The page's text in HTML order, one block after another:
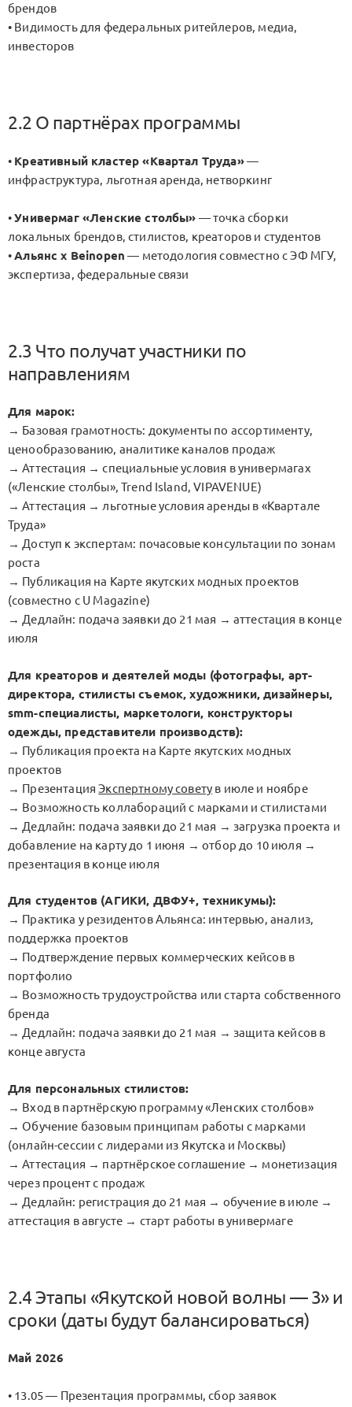
брендов
• Видимость для федеральных ритейлеров, медиа,
инвесторов
2.2 О партнёрах программы
• Креативный кластер «Квартал Труда»—
инфраструктура, льготная аренда, нетворкинг
•Универмаг «Ленские столбы» — точка сборки
локальных брендов, стилистов, креаторов и студентов
•Альянс x Beinopen — методология совместно с ЭФ МГУ,
экспертиза, федеральные связи
2.3 Что получат участники по
направлениям
Для марок:
→ Базовая грамотность: документы по ассортименту,
ценообразованию, аналитике каналов продаж
→ Аттестация → специальные условия в универмагах
(«Ленские столбы», Trend Island, VIPAVENUE)
→ Аттестация → льготные условия аренды в «Квартале
Труда»
→ Доступ к экспертам: почасовые консультации по зонам
роста
→ Публикация на Карте якутских модных проектов
(совместно с U Magazine)
→ Дедлайн: подача заявки до 21 мая → аттестация в конце
июля
Для креаторов и деятелей моды (фотографы, арт-
директора, стилисты съемок, художники, дизайнеры,
smm-специалисты, маркетологи, конструкторы
одежды, представители производств):
→ Публикация проекта на Карте якутских модных
проектов
→ ПрезентацияЭкспертному совету в июле и ноябре
→ Возможность коллабораций с марками и стилистами
→ Дедлайн: подача заявки до 21 мая → загрузка проекта и
добавление на карту до 1 июня → отбор до 10 июля →
презентация в конце июля
Для студентов (АГИКИ, ДВФУ+, техникумы):
→ Практика у резидентов Альянса: интервью, анализ,
поддержка проектов
→ Подтверждение первых коммерческих кейсов в
портфолио
→ Возможность трудоустройства или старта собственного
бренда
→ Дедлайн: подача заявки до 21 мая → защита кейсов в
конце августа
Для персональных стилистов:
→ Вход в партнёрскую программу «Ленских столбов»
→ Обучение базовым принципам работы с марками
(онлайн-сессии с лидерами из Якутска и Москвы)
→ Аттестация → партнёрское соглашение → монетизация
через процент с продаж
→ Дедлайн: регистрация до 21 мая → обучение в июле →
аттестация в августе → старт работы в универмаге
2.4 Этапы «Якутской новой волны — 3» и
сроки (даты будут балансироваться)
Май 2026
• 13.05 — Презентация программы, сбор заявок